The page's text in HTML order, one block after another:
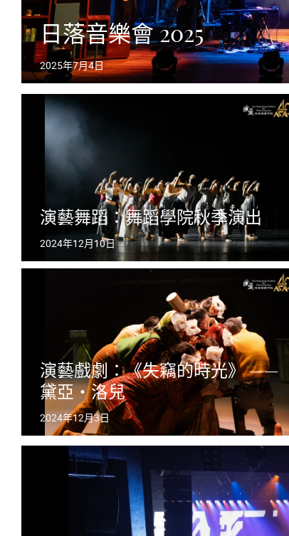
日落音樂會 2025
2025年7月4日
演藝舞蹈：舞蹈學院秋季演出
2024年12月10日
演藝戲劇：《失竊的時光》 ——
黛亞・洛兒
2024年12月3日